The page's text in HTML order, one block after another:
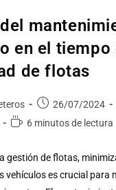
en el tiempo
de flotas
26/07/2024
6 minutos de lectura
gestión de flotas,
vehículos es crucial para